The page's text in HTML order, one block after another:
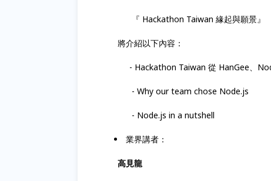
『 Hackathon Taiwan 緣起與願景』
將介紹以下內容：
- Hackathon Taiwan 從 HanGee、
- Why our team chose Node.js
- Node.js in a nutshell
業界講者：
高見龍